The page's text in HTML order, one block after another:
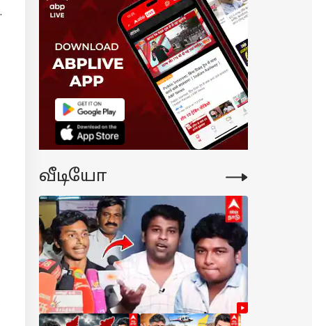
வீடியோ
நீதிபதி.!
என்ன.?